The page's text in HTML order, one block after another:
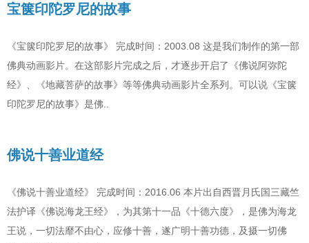
宝箧印陀罗尼的故事
《宝箧印陀罗尼的故事》 完成时间：2003.08 这是我们制作的第一部
佛典动画影片。在这部影片完成之后，才逐步开启了《佛说阿弥陀
经》、《地藏菩萨的故事》等等佛典动画影片全系列。可以说《宝箧
印陀罗尼的故事》是佛..
佛说十善业道经
《佛说十善业道经》 完成时间：2016.06 本片出自西晋月氏国三藏竺
法护译《佛说海龙王经》，为其第十一品《十德六度》，是佛为海龙
王说，一切法靡不由心，应修十善，遂广明十善功德，及摄一切佛